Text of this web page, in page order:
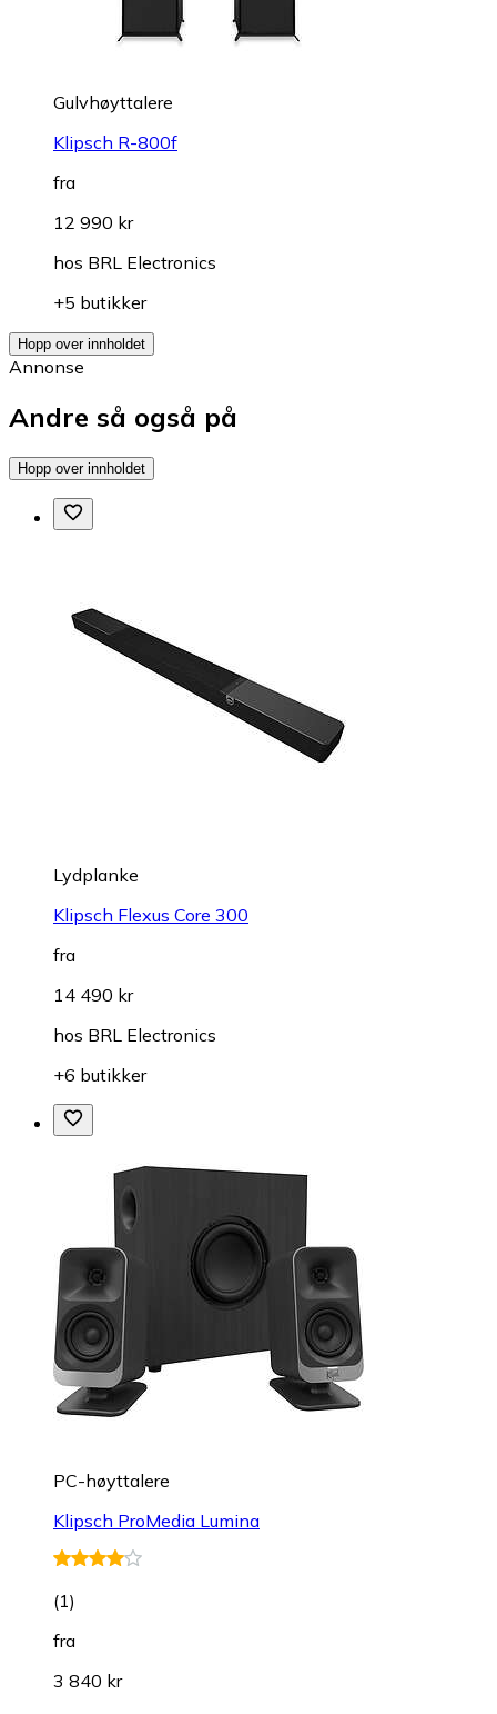
Gulvhøyttalere
Klipsch R-800f
fra
12 990 kr
hos BRL Electronics
+5 butikker
Hopp over innholdet
Annonse
Andre så også på
Hopp over innholdet
Lydplanke
Klipsch Flexus Core 300
fra
14 490 kr
hos BRL Electronics
+6 butikker
PC-høyttalere
Klipsch ProMedia Lumina
(1)
fra
3 840 kr